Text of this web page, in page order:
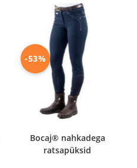
-53%
Bocaj® nahkadega
ratsapüksid